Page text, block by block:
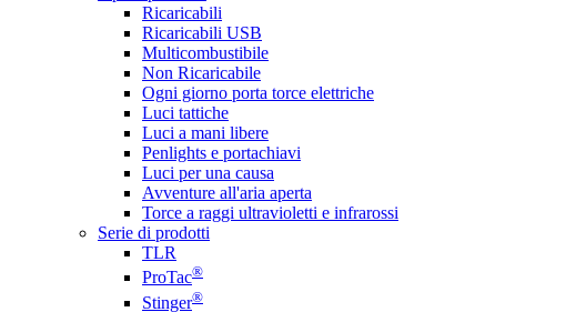
Ricaricabili
Ricaricabili USB
Multicombustibile
Non Ricaricabile
Ogni giorno porta torce elettriche
Luci tattiche
Luci a mani libere
Penlights e portachiavi
Luci per una causa
Avventure all'aria aperta
Torce a raggi ultravioletti e infrarossi
Serie di prodotti
TLR
ProTac®
Stinger®